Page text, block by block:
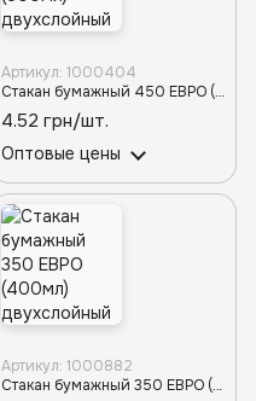
Артикул: 1000404
Стакан бумажный 450 ЕВРО (500мл) двухслойный КРАСНЫЙ d-90TP (30шт/480шт)
4.52 грн/шт.
Оптовые цены
Артикул: 1000882
Стакан бумажный 350 ЕВРО (400мл) двухслойный БИРЮЗОВЫЙ d-90TP (20шт/640шт)